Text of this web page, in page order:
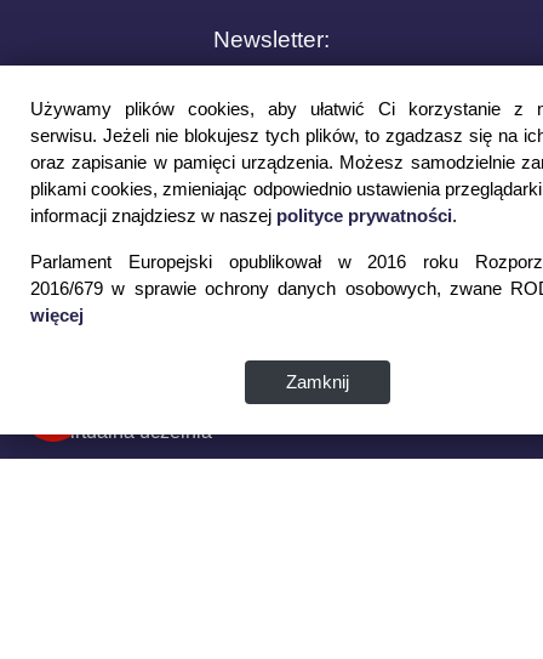
Używamy plików cookies, aby ułatwić Ci korzystanie z
serwisu. Jeżeli nie blokujesz tych plików, to zgadzasz się na
oraz zapisanie w pamięci urządzenia. Możesz samodzielnie
plikami cookies, zmieniając odpowiednio ustawienia
informacji znajdziesz w naszej polityce prywatności.
Parlament Europejski opublikował w 2016 roku
2016/679 w sprawie ochrony danych osobowych, zwane
więcej
Zamknij
Newsletter:
informacje z WSPiA
Wyrażam zgodę na przetwarzanie moich danych
ZAPISZ SIĘ
Wirtualna uczelnia